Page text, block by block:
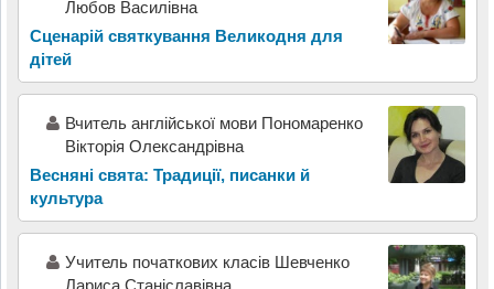
Любов Василівна
Сценарій святкування Великодня для
дітей
Вчитель англійської мови Пономаренко
Вікторія Олександрівна
Весняні свята: Традиції, писанки й
культура
Учитель початкових класів Шевченко
Лариса Станіславівна